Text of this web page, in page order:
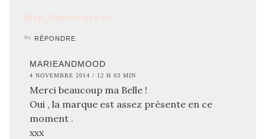
http://shewears.fr/
RÉPONDRE
MARIEANDMOOD
4 NOVEMBRE 2014 / 12 H 03 MIN
Merci beaucoup ma Belle !
Oui , la marque est assez présente en ce
moment .
xxx